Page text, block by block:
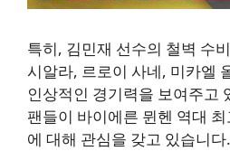
특히, 김민재 선수의 철벽 수
시알라, 르로이 사네, 미카엘
인상적인 경기력을 보여주고
팬들이 바이에른 뮌헨 역대
에 대해 관심을 갖고 있습니다.